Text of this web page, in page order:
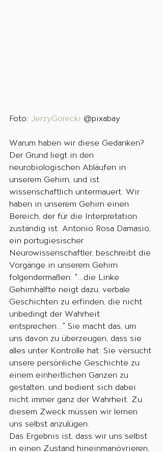
Foto: JerzyGorecki @pixabay
Warum haben wir diese Gedanken?
Der Grund liegt in den
neurobiologischen Abläufen in
unserem Gehirn, und ist
wissenschaftlich untermauert. Wir
haben in unserem Gehirn einen
Bereich, der für die Interpretation
zuständig ist. Antonio Rosa Damasio,
ein portugiesischer
Neurowissenschaftler, beschreibt die
Vorgänge in unserem Gehirn
folgendermaßen: "...die Linke
Gehirnhälfte neigt dazu, verbale
Geschichten zu erfinden, die nicht
unbedingt der Wahrheit
entsprechen..." Sie macht das, um
uns davon zu überzeugen, dass sie
alles unter Kontrolle hat. Sie versucht
unsere persönliche Geschichte zu
einem einheitlichen Ganzen zu
gestalten, und bedient sich dabei
nicht immer ganz der Wahrheit. Zu
diesem Zweck müssen wir lernen
uns selbst anzulügen.
Das Ergebnis ist, dass wir uns selbst
in einen Zustand hineinmanövrieren,